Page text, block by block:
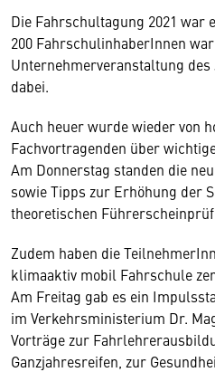
Die Fahrschultagung 2021 war
200 FahrschulinhaberInnen
Unternehmerveranstaltung
dabei.
Auch heuer wurde wieder von
Fachvortragenden über
Am Donnerstag standen die
sowie Tipps zur Erhöhung der
theoretischen
Zudem haben die
klimaaktiv mobil Fahrschule
Am Freitag gab es ein
im Verkehrsministerium Dr.
Vorträge zur
Ganzjahresreifen, zur